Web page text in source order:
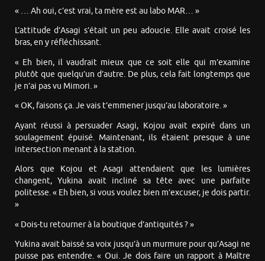
« … Ah oui, c’est vrai, ta mère est au labo MAR… »
L’attitude d’Asagi s’était un peu adoucie. Elle avait croisé les
bras, en y réfléchissant.
« Eh bien, il vaudrait mieux que ce soit elle qui m’examine
plutôt que quelqu’un d’autre. De plus, cela fait longtemps que
je n’ai pas vu Mimori. »
« OK, faisons ça. Je vais t’emmener jusqu’au laboratoire. »
Ayant réussi à persuader Asagi, Kojou avait expiré dans un
soulagement épuisé. Maintenant, ils étaient presque à une
intersection menant à la station.
Alors que Kojou et Asagi attendaient que les lumières
changent, Yukina avait incliné sa tête avec une parfaite
politesse. « Eh bien, si vous voulez bien m’excuser, je dois partir.
»
« Dois-tu retourner à la boutique d’antiquités ? »
Yukina avait baissé sa voix jusqu’à un murmure pour qu’Asagi ne
puisse pas entendre. « Oui. Je dois faire un rapport à Maître